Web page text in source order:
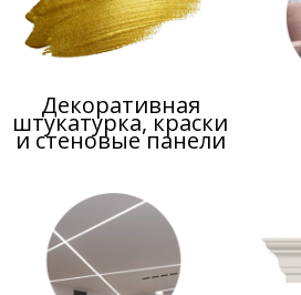
Декоративная
штукатурка, краски
и стеновые панели